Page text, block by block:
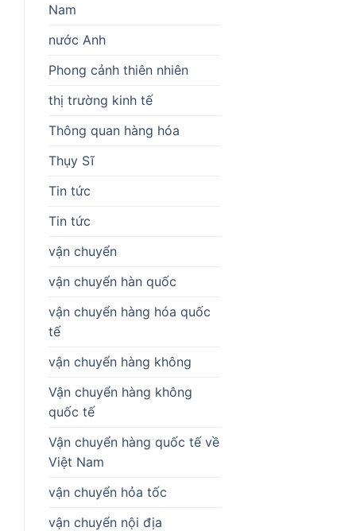
Nam
nước Anh
Phong cảnh thiên nhiên
thị trường kinh tế
Thông quan hàng hóa
Thụy Sĩ
Tin tức
Tin tức
vận chuyển
vận chuyển hàn quốc
vận chuyển hàng hóa quốc
tế
vận chuyển hàng không
Vận chuyển hàng không
quốc tế
Vận chuyển hàng quốc tế về
Việt Nam
vận chuyển hỏa tốc
vận chuyển nội địa